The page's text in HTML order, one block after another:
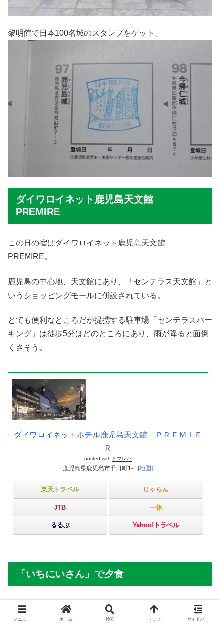
黎明館で日本100名城のスタンプをゲット。
ダイワロイネット鹿児島天文館
PREMIRE
この日の宿はダイワロイネット鹿児島天文館
PREMIRE。
鹿児島の中心地、天文館にあり、「センテラス天文館」と
いうショッピングモールに併設されている。
とても便利なところだが提携する駐車場「センテラスパー
キング」は徒歩5分ほどのところにあり、雨が降ると面倒
くさそう。
ダイワロイネットホテル鹿児島天文館 ＰＲＥＭＩＥ
Ｒ
posted with トマレバ
鹿児島県鹿児島市千日町1-1 [地図]
楽天トラベル じゃらん
JTB 一休
るるぶ Yahoo!トラベル
「いちにいさん」で夕食
夕食は鹿児島出身の知人に教えてもらった「いちにいさん
天文館店」へ。
メニュー ホーム 検索 トップ サイドバー